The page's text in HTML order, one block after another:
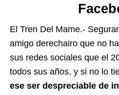
El Tren Del Mame.-
amigo derechairo que no
sus redes sociales que el
todos sus años, y si no lo
ese ser despreciable de